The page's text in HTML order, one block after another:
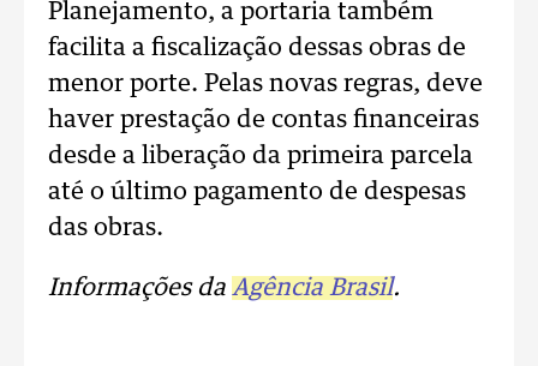
Planejamento, a portaria também
facilita a fiscalização dessas obras de
menor porte. Pelas novas regras, deve
haver prestação de contas financeiras
desde a liberação da primeira parcela
até o último pagamento de despesas
das obras.
Informações da Agência Brasil.